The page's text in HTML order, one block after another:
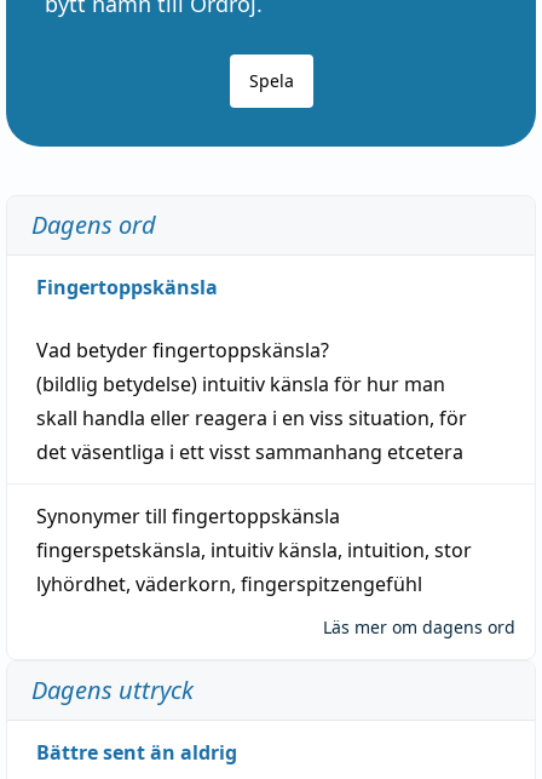
Spela
Dagens ord
Fingertoppskänsla
Vad betyderfingertoppskänsla?
(bildlig betydelse) intuitiv känsla för hur man
skall handla eller reagera i en viss situation, för
det väsentliga i ett visstsammanhang etcetera
Synonymer till fingertoppskänsla
fingerspetskänsla, intuitiv känsla, intuition, stor
lyhördhet, väderkorn, fingerspitzengefühl
Läs mer om dagens ord
Dagens uttryck
Bättre sent än aldrig